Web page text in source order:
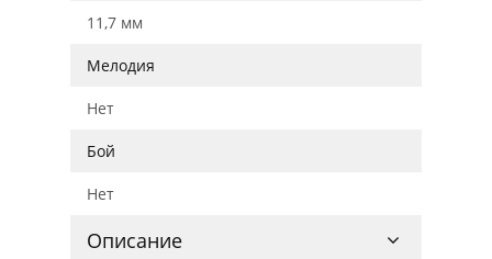
11,7 мм
Мелодия
Нет
Бой
Нет
Описание